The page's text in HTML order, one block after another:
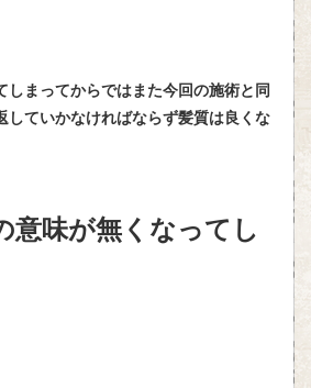
しまってからではまた今回の施術と同
していかなければならず髪質は良くな
意味が無くなってし